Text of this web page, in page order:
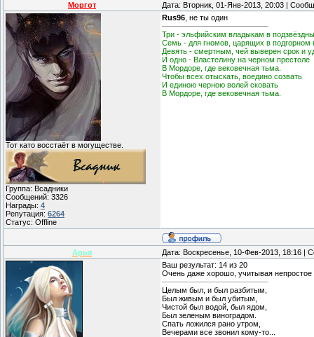
Моргот Дата: Вторник, 01-Янв-2013, 20:03 |
Тот като восстаёт в могуществе.
Группа: Всадники
Сообщений: 3326
Награды: 4
Репутация: 6264
Статус: Offline
Rus96 , не ты один
Три - эльфийским владыкам в
Семь - для гномов, царящих в подгорном
Девять - смертным, чей выверен срок и
И одно - Властелину на черном престоле
В Мордоре, где вековечная тьма.
Чтобы всех отыскать, воедино созвать
И единою черною волей сковать
В Мордоре, где вековечная тьма.
Арья Дата: Воскресенье, 10-Фев-2013, 18:16 |
Ваш результат: 14 из 20
Очень даже хорошо, учитывая непростое
Целым был, и был разбитым,
Был живым и был убитым,
Чистой был водой, был ядом,
Был зеленым виноградом.
Спать ложился рано утром,
Вечерами все звонил кому-то...